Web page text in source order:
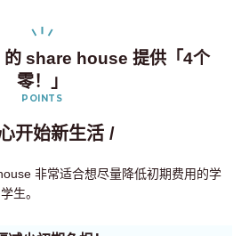
的 share house 提供「4个
零！」
POINTS
开始新生活 /
非常适合想尽量降低初期费用的学
生。